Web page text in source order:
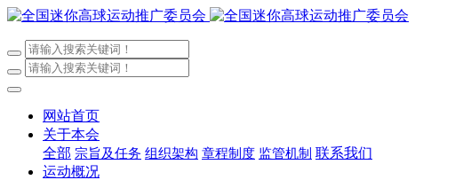
网站首页
关于本会
全部 宗旨及任务 组织架构 章程制度 监管机制 联系我们
运动概况